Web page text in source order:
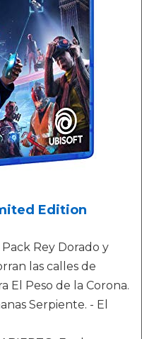
Edition
Rey Dorado y
las calles de
El Peso de la Corona.
Serpiente. - El